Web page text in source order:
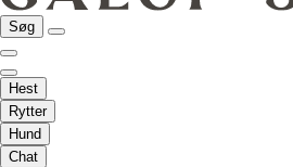
Søg
Hest
Rytter
Hund
Chat